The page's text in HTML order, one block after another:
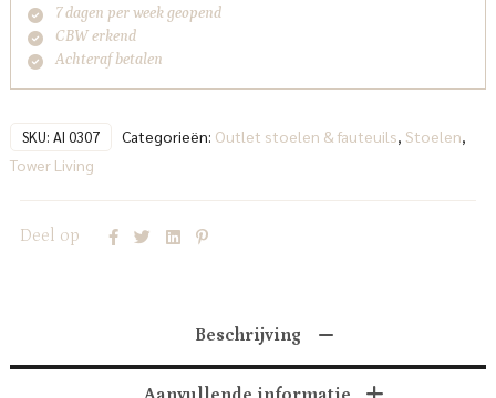
7 dagen per week geopend
CBW erkend
Achteraf betalen
SKU: AI 0307 Categorieën: Outlet stoelen & fauteuils Stoelen
Tower Living
Deel op
Beschrijving